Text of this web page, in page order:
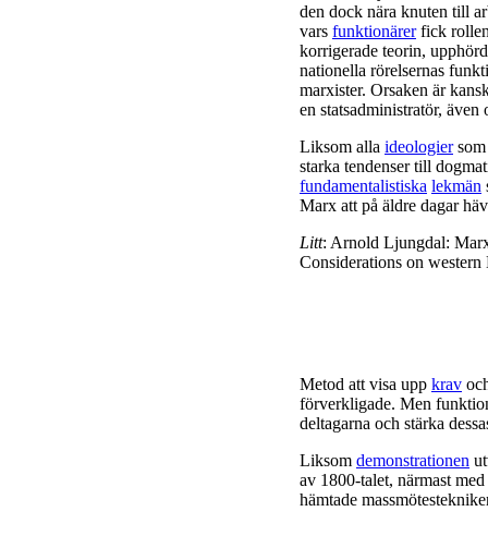
den dock nära knuten till
vars funktionärerfick rollen
korrigerade teorin,
nationella rörelsernas
marxister. Orsaken är
en statsadministratör, även
Liksom alla ideologiersom
starka tendenser till
fundamentalistiska lekmän
Marx att på äldre dagar
Litt: Arnold Ljungdal:
Considerations on
Metod att visa upp krav
förverkligade. Men
deltagarna och stärka
Liksom demonstrationen
av 1800-talet, närmast
hämtade